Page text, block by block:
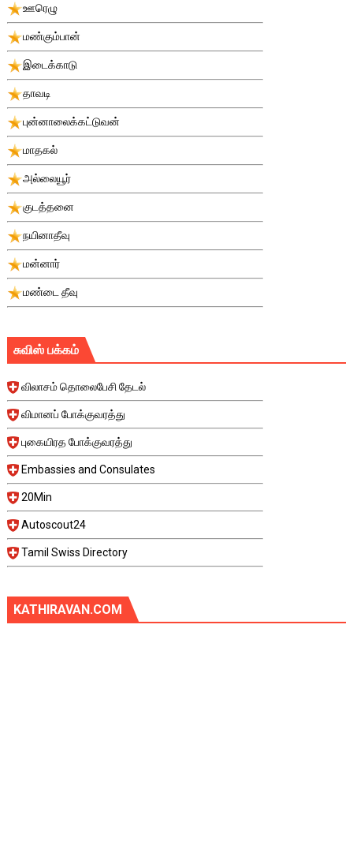
ஊரெழு
மண்கும்பான்
இடைக்காடு
தாவடி
புன்னாலைக்கட்டுவன்
மாதகல்
அல்லையூர்
குடத்தனை
நயினாதீவு
மன்னார்
மண்டை தீவு
சுவிஸ் பக்கம்
விலாசம் தொலைபேசி தேடல்
விமானப் போக்குவரத்து
புகையிரத போக்குவரத்து
Embassies and Consulates
20Min
Autoscout24
Tamil Swiss Directory
KATHIRAVAN.COM